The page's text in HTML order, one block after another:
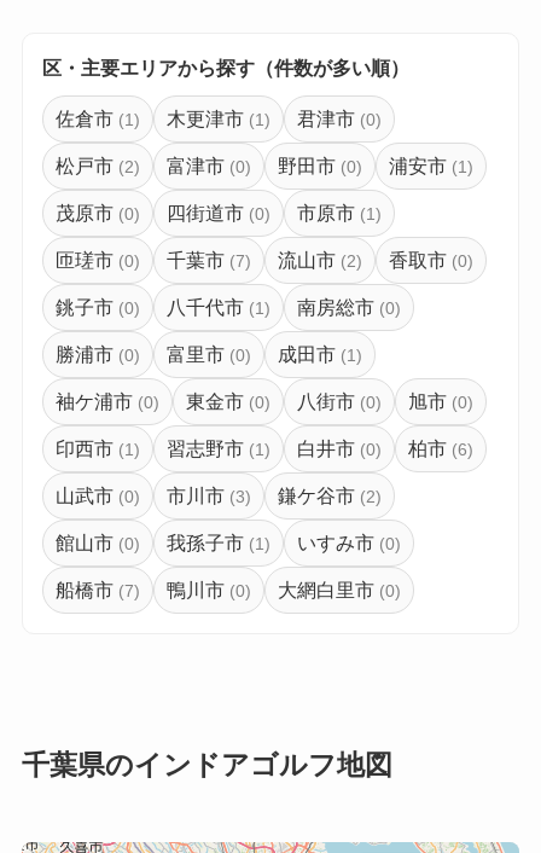
区・主要エリアから探す（件数が多い順）
佐倉市 (1) 木更津市 (1) 君津市 (0)
松戸市 (2) 富津市 (0) 野田市 (0) 浦安市 (1)
茂原市 (0) 四街道市 (0) 市原市 (1)
匝瑳市 (0) 千葉市 (7) 流山市 (2) 香取市 (0)
銚子市 (0) 八千代市 (1) 南房総市 (0)
勝浦市 (0) 富里市 (0) 成田市 (1)
袖ケ浦市 (0) 東金市 (0) 八街市 (0) 旭市 (0)
印西市 (1) 習志野市 (1) 白井市 (0) 柏市 (6)
山武市 (0) 市川市 (3) 鎌ケ谷市 (2)
館山市 (0) 我孫子市 (1) いすみ市 (0)
船橋市 (7) 鴨川市 (0) 大網白里市 (0)
千葉県のインドアゴルフ地図